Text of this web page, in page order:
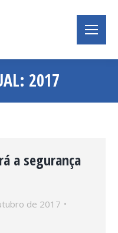
2017
está aqui:
a segurança
de 2017